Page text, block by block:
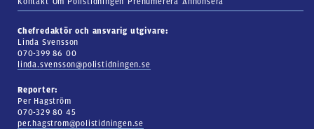
Chefredaktör och ansvarig utgivare:
Linda Svensson
070-399 86 00
linda.svensson@polistidningen.se
Reporter:
Per Hagström
070-329 80 45
per.hagstrom@polistidningen.se